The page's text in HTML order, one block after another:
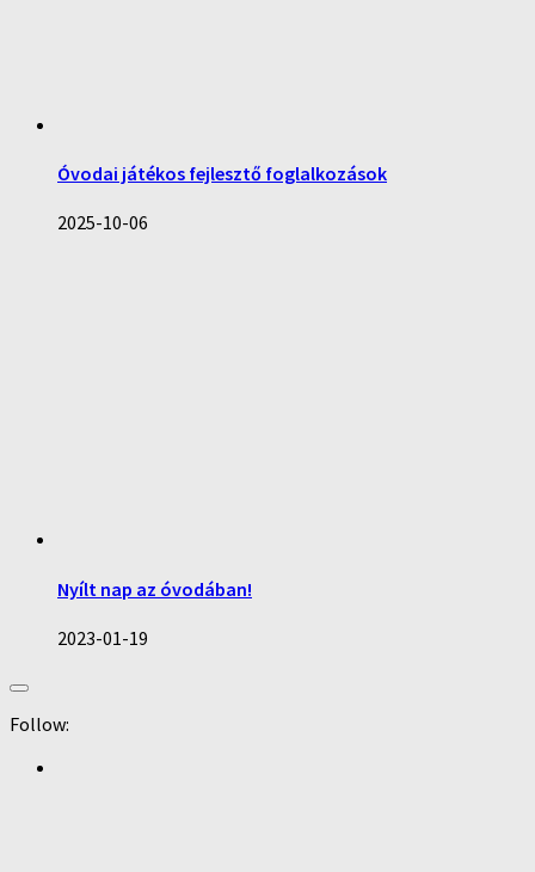
Óvodai játékos fejlesztő foglalkozások
2025-10-06
Nyílt nap az óvodában!
2023-01-19
Follow: